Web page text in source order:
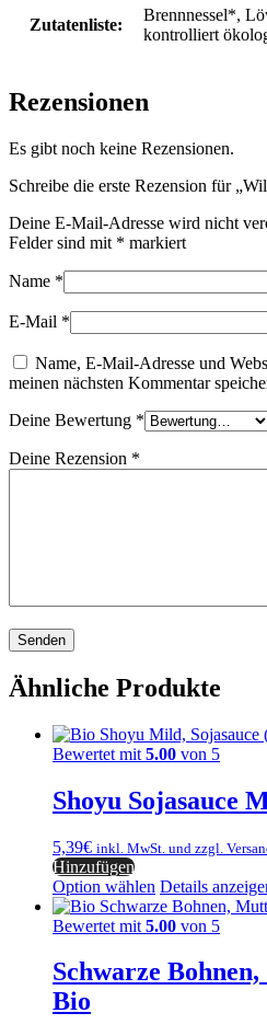
Zutatenliste:
Brennnessel*,
kontrolliert
Rezensionen
Es gibt noch keine Rezensionen.
Schreibe die erste Rezension für
Deine E-Mail-Adresse wird nicht
Felder sind mit * markiert
Name *
E-Mail *
Name, E-Mail-Adresse und
meinen nächsten Kommentar
Deine Bewertung *
Deine Rezension *
Ähnliche Produkte
Bewertet mit 5.00 von 5
Shoyu Sojasauce
5,39€ inkl. MwSt. und zzgl.
Hinzufügen
Option wählen Details
Bewertet mit 5.00 von 5
Schwarze Bohnen,
Bio